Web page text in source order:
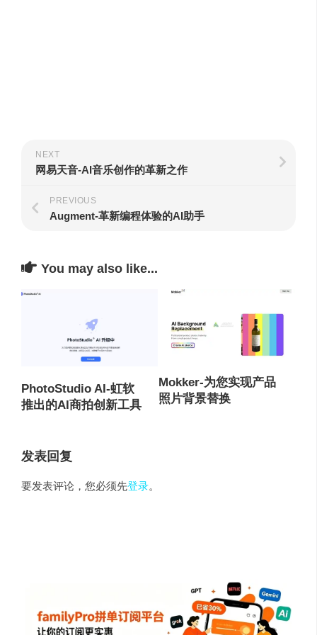
NEXT
网易天音-AI音乐创作的革新之作
PREVIOUS
Augment-革新编程体验的AI助手
You may also like...
PhotoStudio AI-虹软
推出的AI商拍创新工具
Mokker-为您实现产品
照片背景替换
发表回复
要发表评论，您必须先登录。